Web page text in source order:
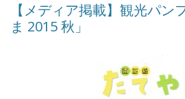
【メディア掲載】観光パン
ま 2015 秋」